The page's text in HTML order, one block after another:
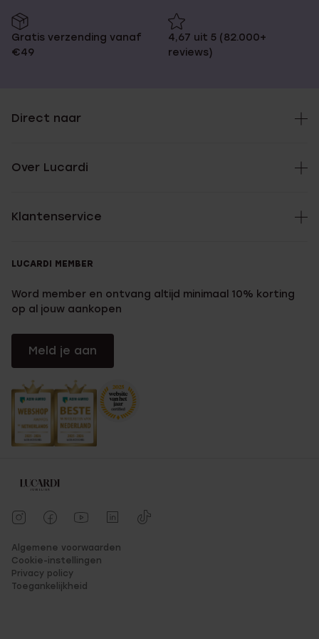
Gratis verzending vanaf
€49
4,67 uit 5 (82.000+
reviews)
Direct naar
Over Lucardi
Klantenservice
LUCARDI MEMBER
Word member en ontvang altijd minimaal 10% korting
op al jouw aankopen
Meld je aan
Algemene voorwaarden
Cookie-instellingen
Privacy policy
Toegankelijkheid